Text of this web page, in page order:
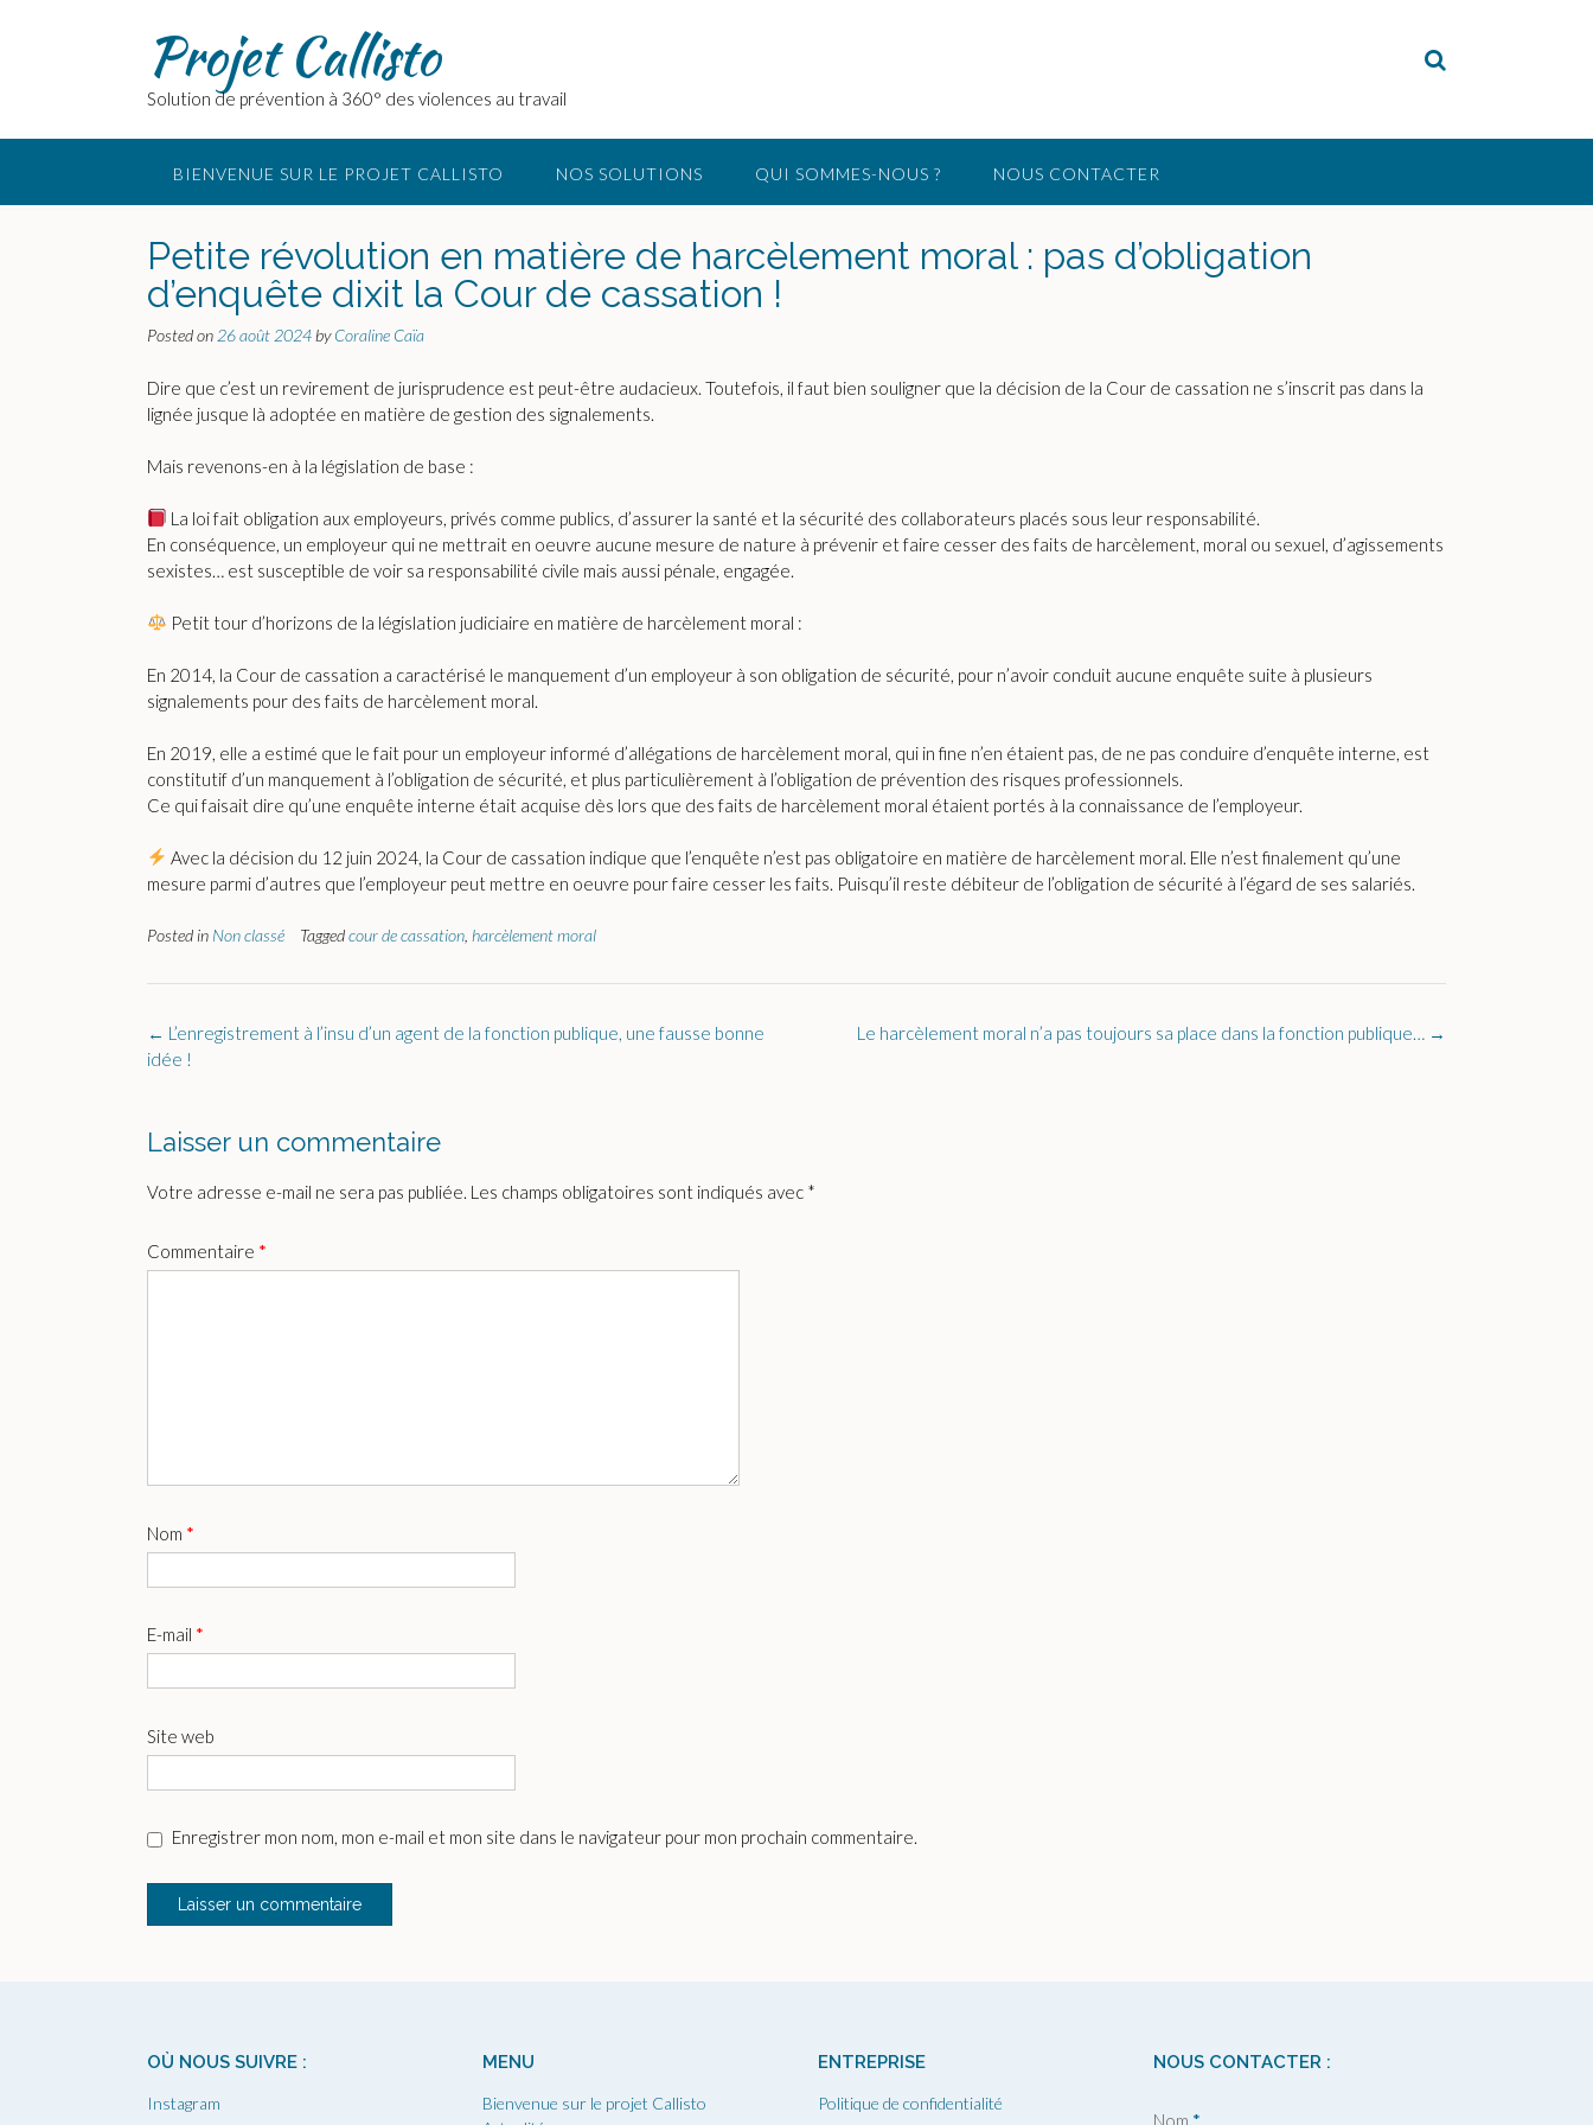
Projet Callisto
Solution de prévention à 360° des violences au travail
BIENVENUE SUR LE PROJET CALLISTO NOS SOLUTIONS QUI SOMMES-NOUS ? NOUS CONTACTER
Petite révolution en matière de harcèlement moral : pas d’obligation
d’enquête dixit la Cour de cassation !
Posted on 26 août 2024 byCoraline Caïa
Dire que c’est un revirement de jurisprudence est peut-être audacieux. Toutefois, il faut bien souligner que la décision de la Cour de cassation ne s’inscrit pas dans la
lignée jusque là adoptée en matière de gestion des signalements.
Mais revenons-en à la législation de base :
La loi fait obligation aux employeurs, privés comme publics, d’assurer la santé et la sécurité des collaborateurs placés sous leur responsabilité.
En conséquence, un employeur qui ne mettrait en oeuvre aucune mesure de nature à prévenir et faire cesser des faits de harcèlement, moral ou sexuel, d’agissements
sexistes… est susceptible de voir sa responsabilité civile mais aussi pénale, engagée.
Petit tour d’horizons de la législation judiciaire en matière de harcèlement moral :
En 2014, la Cour de cassation a caractérisé le manquement d’un employeur à son obligation de sécurité, pour n’avoir conduit aucune enquête suite à plusieurs
signalements pour des faits de harcèlement moral.
En 2019, elle a estimé que le fait pour un employeur informé d’allégations de harcèlement moral, qui in fine n’en étaient pas, de ne pas conduire d’enquête interne, est
constitutif d’un manquement à l’obligation de sécurité, et plus particulièrement à l’obligation de prévention des risques professionnels.
Ce qui faisait dire qu’une enquête interne était acquise dès lors que des faits de harcèlement moral étaient portés à la connaissance de l’employeur.
Avec la décision du 12 juin 2024, la Cour de cassation indique que l’enquête n’est pas obligatoire en matière de harcèlement moral. Elle n’est finalement qu’une
mesure parmi d’autres que l’employeur peut mettre en oeuvre pour faire cesser les faits. Puisqu’il reste débiteur de l’obligation de sécurité à l’égard de ses salariés.
Posted in Non classé Taggedcour de cassation harcèlement moral
Post
navigation
Le harcèlement moral n’a pas toujours sa place dans la fonction publique… →
← L’enregistrement à l’insu d’un agent de la fonction publique, une fausse bonne
idée !
Laisser un commentaire
Votre adresse e-mail ne sera pas publiée. Les champs obligatoires sont indiqués avec *
Commentaire *
Nom *
E-mail *
Site web
Enregistrer mon nom, mon e-mail et mon site dans le navigateur pour mon prochain commentaire.
OÙ NOUS SUIVRE :
Instagram
MENU
Bienvenue sur le projet Callisto
ENTREPRISE
Politique de confidentialité
NOUS CONTACTER :
Nom *